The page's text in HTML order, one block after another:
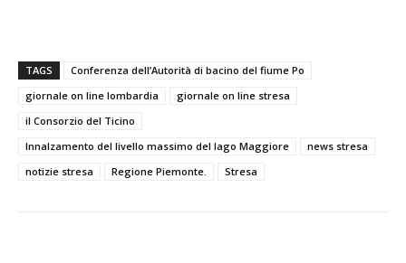
TAGS
Conferenza dell’Autorità di bacino del fiume Po
giornale on line lombardia
giornale on line stresa
il Consorzio del Ticino
Innalzamento del livello massimo del lago Maggiore
news stresa
notizie stresa
Regione Piemonte. Stresa